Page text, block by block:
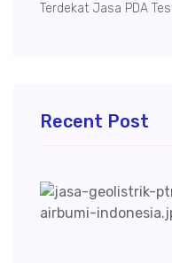
Terdekat Jasa PDA
Recent Post